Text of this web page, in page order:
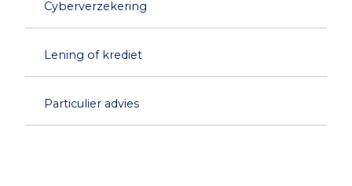
Cyberverzekering
Lening of krediet
Particulier advies